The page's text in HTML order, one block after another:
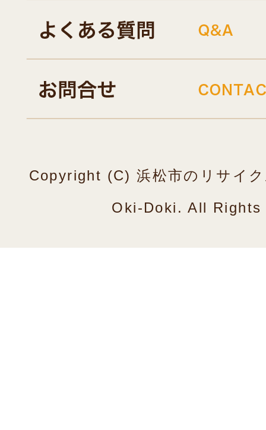
Copyright (C) 浜松市のリサイ
Oki-Doki. All Rights